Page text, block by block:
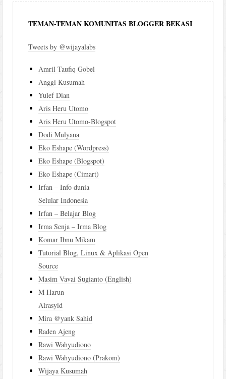
TEMAN-TEMAN KOMUNITAS BLOGGER BEKASI
Tweets by @wijayalabs
Amril Taufiq Gobel
Anggi Kusumah
Yulef Dian
Aris Heru Utomo
Aris Heru Utomo-Blogspot
Dodi Mulyana
Eko Eshape (Wordpress)
Eko Eshape (Blogspot)
Eko Eshape (Cimart)
Irfan – Info dunia
Selular Indonesia
Irfan – Belajar Blog
Irma Senja – Irma Blog
Komar Ibnu Mikam
Tutorial Blog, Linux & Aplikasi Open
Source
Masim Vavai Sugianto (English)
M Harun
Alrasyid
Mira @yank Sahid
Raden Ajeng
Rawi Wahyudiono
Rawi Wahyudiono (Prakom)
Wijaya Kusumah